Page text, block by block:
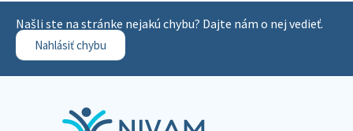
Našli ste na stránke nejakú chybu? Dajte nám o nej vedieť.
Nahlásiť chybu